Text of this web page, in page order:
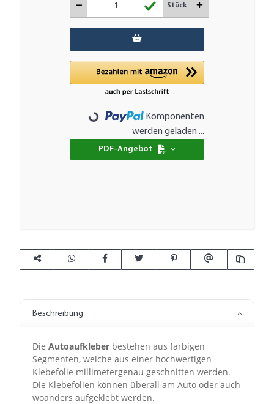
Stück
Loading...
Komponenten
werden geladen ...
PDF-Angebot
Beschreibung
Die Autoaufkleber bestehen aus farbigen
Segmenten, welche aus einer hochwertigen
Klebefolie millimetergenau geschnitten werden.
Die Klebefolien können überall am Auto oder auch
woanders aufgeklebt werden.